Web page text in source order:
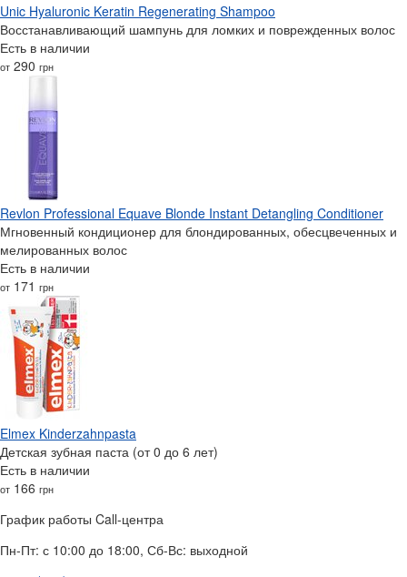
Unic Hyaluronic Keratin Regenerating Shampoo
Восстанавливающий шампунь для ломких и поврежденных волос
Есть в наличии
от 290 грн
Revlon Professional Equave Blonde Instant Detangling Conditioner
Мгновенный кондиционер для блондированных, обесцвеченных и
мелированных волос
Есть в наличии
от 171 грн
Elmex Kinderzahnpasta
Детская зубная паста (от 0 до 6 лет)
Есть в наличии
от 166 грн
График работы Call-центра
Пн-Пт: с 10:00 до 18:00, Сб-Вс: выходной